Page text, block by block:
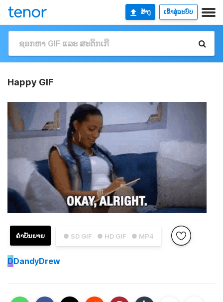
ສ້າງ ເຂົ້າສູ່ລະບົບ
Happy GIF
● SD GIF ● HD GIF ● MP4
ຄຳບັນຍາຍ
DDandyDrew